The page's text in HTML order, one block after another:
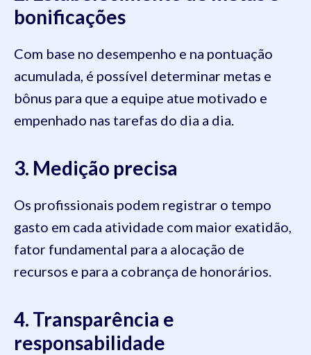
bonificações
Com base no desempenho e na pontuação
acumulada, é possível determinar metas e
bônus para que a equipe atue motivado e
empenhado nas tarefas do dia a dia.
3. Medição precisa
Os profissionais podem registrar o tempo
gasto em cada atividade com maior exatidão,
fator fundamental para a alocação de
recursos e para a cobrança de honorários.
4. Transparência e
responsabilidade